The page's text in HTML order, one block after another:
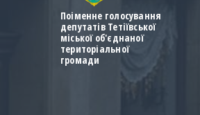
Поіменне голосування
депутатів Тетіївської
міської об'єднаної
територіальної
громади